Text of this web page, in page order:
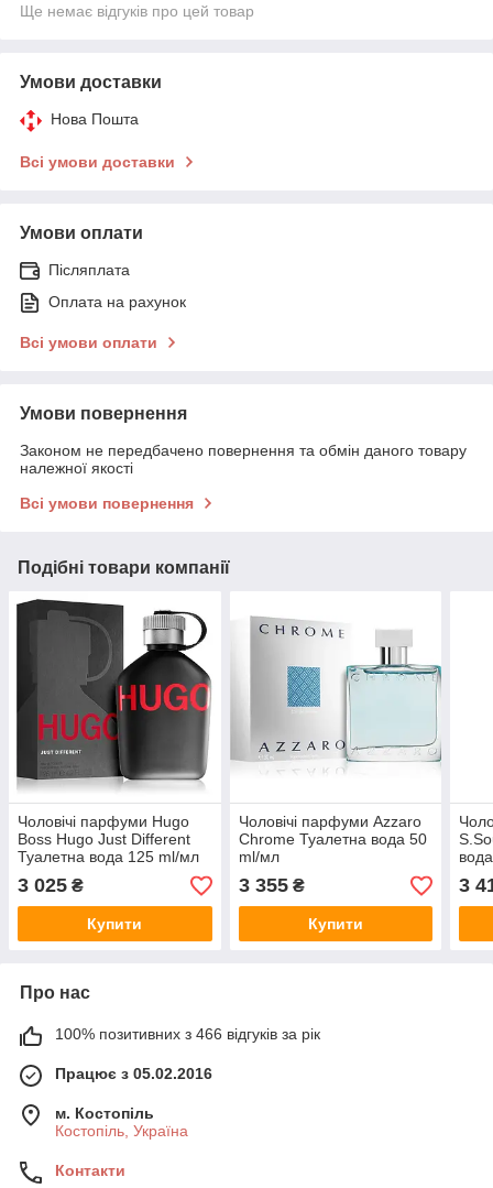
Ще немає відгуків про цей товар
Умови доставки
Нова Пошта
Всі умови доставки
Умови оплати
Післяплата
Оплата на рахунок
Всі умови оплати
Умови повернення
Законом не передбачено повернення та обмін даного товару
належної якості
Всі умови повернення
Подібні товари компанії
Чоловічі парфуми Hugo
Boss Hugo Just Different
Туалетна вода 125 ml/мл
3 025 ₴
Купити
Чоловічі парфуми Azzaro
Chrome Туалетна вода 50
ml/мл
3 355₴
Купити
3
Про нас
100% позитивних з 466 відгуків за рік
Працює з 05.02.2016
м. Костопіль
Костопіль, Україна
Контакти